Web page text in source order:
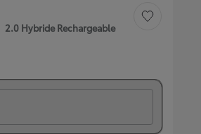
2.0 Hybride Rechargeable
Sauvegarder le